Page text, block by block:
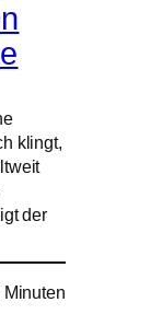
klingt,
der
Minuten